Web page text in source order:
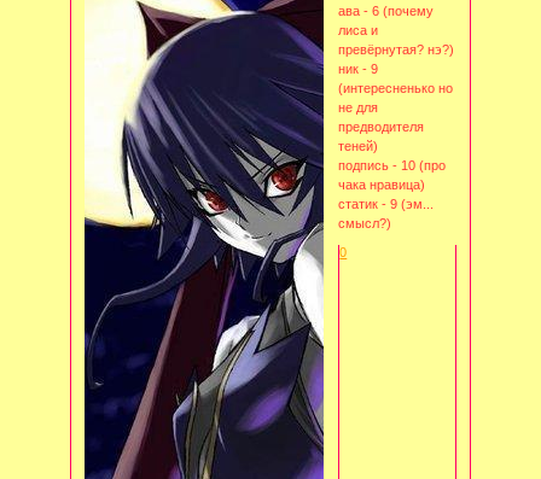
ава - 6 (почему
лиса и
превёрнутая? нэ?)
ник - 9
(интересненько но
не для
предводителя
теней)
подпись - 10 (про
чака нравица)
статик - 9 (эм...
смысл?)
0